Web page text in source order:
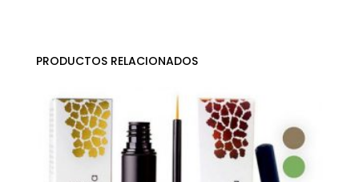
PRODUCTOS RELACIONADOS